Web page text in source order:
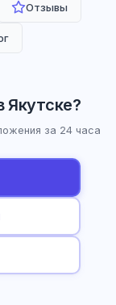
Отзывы
Якутске?
за 24 часа